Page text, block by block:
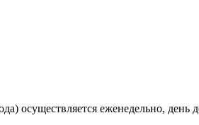
еженедельно, день